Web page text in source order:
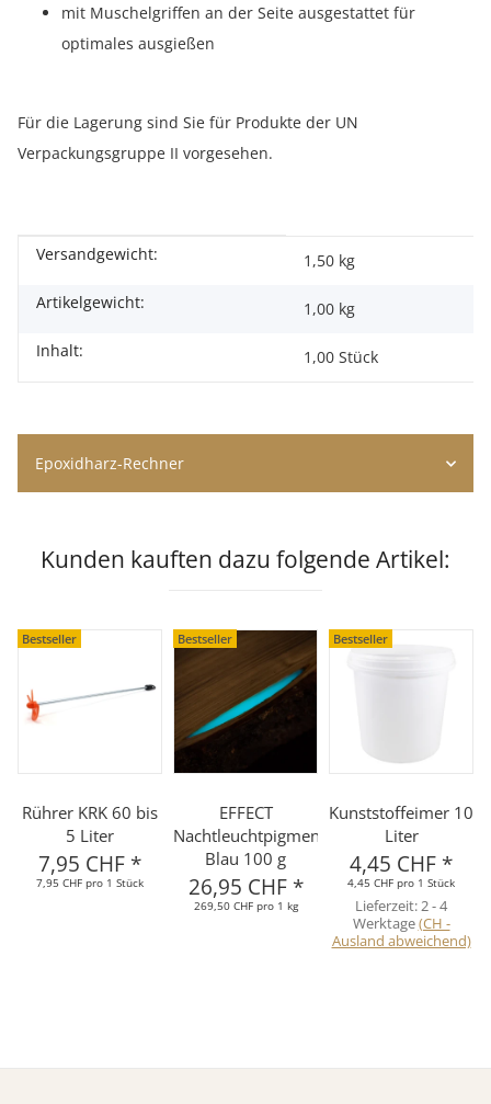
mit Muschelgriffen an der Seite ausgestattet für
optimales ausgießen
Für die Lagerung sind Sie für Produkte der UN
Verpackungsgruppe II vorgesehen.
Produkteigenschaft
Wert
Versandgewicht:
1,50 kg
Artikelgewicht:
1,00 kg
Inhalt:
1,00 Stück
Epoxidharz-Rechner
Kunden kauften dazu folgende Artikel:
Bestseller
Rührer KRK 60 bis
5 Liter
7,95 CHF *
7,95 CHF pro 1 Stück
Bestseller
EFFECT
Nachtleuchtpigment
Blau 100 g
26,95 CHF *
269,50 CHF pro 1 kg
Bestseller
Kunststoffeimer 10
Liter
4,45 CHF *
4,45 CHF pro 1 Stück
Lieferzeit:2 - 4
Werktage(CH -
Ausland abweichend)